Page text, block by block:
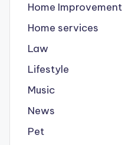
Home Improvement
Home services
Law
Lifestyle
Music
News
Pet